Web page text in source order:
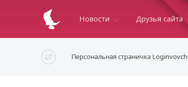
Новости Друзья сайта
Персональная страничка